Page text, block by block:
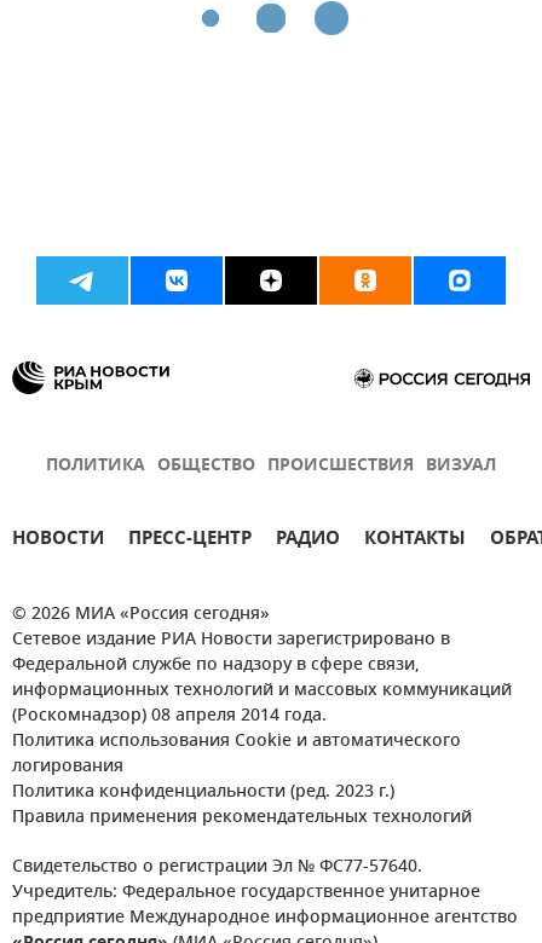
ПОЛИТИКА ОБЩЕСТВО ПРОИСШЕСТВИЯ ВИЗУАЛ
НОВОСТИ ПРЕСС-ЦЕНТР РАДИО КОНТАКТЫ
© 2026 МИА «Россия сегодня»
Сетевое издание РИА Новости зарегистрировано в
Федеральной службе по надзору в сфере связи,
информационных технологий и массовых коммуникаций
(Роскомнадзор) 08 апреля 2014 года.
Политика использования Cookie и автоматического
логирования
Политика конфиденциальности (ред. 2023 г.)
Правила применения рекомендательных технологий
Свидетельство о регистрации Эл № ФС77-57640.
Учредитель: Федеральное государственное унитарное
предприятие Международное информационное агентство